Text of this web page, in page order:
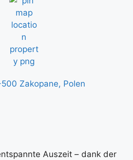
Zakopane, Polen
Auszeit – dank der